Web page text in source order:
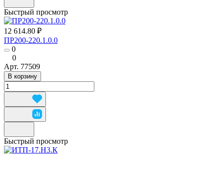
Быстрый просмотр
12 614.80 ₽
ПР200-220.1.0.0
0
0
Арт. 77509
В корзину
Быстрый просмотр